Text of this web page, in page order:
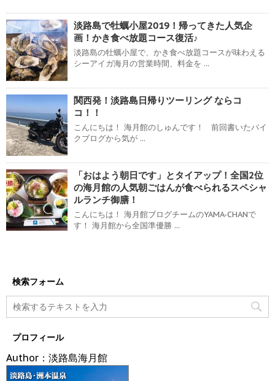
淡路島で牡蠣小屋2019！帰ってきた人気企
画！かき食べ放題コース復活♪
淡路島の牡蠣小屋で、かき食べ放題コースが味わえる
シーアイガ海月の営業時間、料金を ...
関西発！淡路島日帰りツーリング ならコ
コ！！
こんにちは！ 海月館のしゅんです！ 前回書いたバイ
クブログから気が ...
「おはよう朝日です」とタイアップ！全国2位
の海月館の人気朝ごはんが食べられるスペシャ
ルランチ御膳！
こんにちは！ 海月館ブログチームのYAMA-CHANで
す！ 海月館から全国準優勝 ...
検索フォーム
プロフィール
Author：淡路島海月館